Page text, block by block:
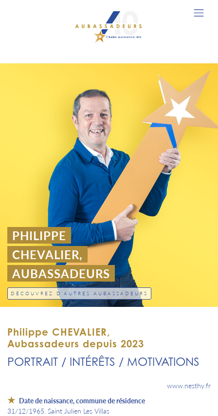
PHILIPPE
CHEVALIER,
AUBASSADEURS
DÉCOUVREZ D'AUTRES AUBASSADEURS
Philippe CHEVALIER,
Aubassadeurs depuis 2023
PORTRAIT / INTÉRÊTS / MOTIVATIONS
www.nesthy.fr
Date de naissance, commune de résidence
31/12/1965. Saint Julien Les Villas